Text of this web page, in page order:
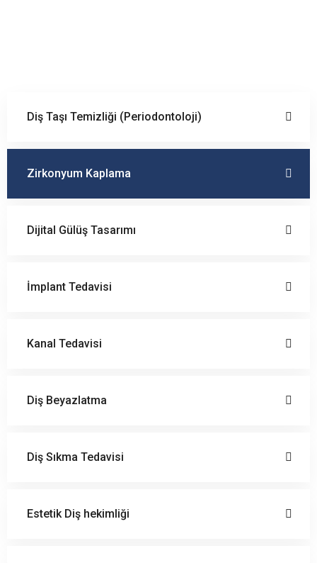
Diş Taşı Temizliği (Periodontoloji)
Zirkonyum Kaplama
Dijital Gülüş Tasarımı
İmplant Tedavisi
Kanal Tedavisi
Diş Beyazlatma
Diş Sıkma Tedavisi
Estetik Diş hekimliği